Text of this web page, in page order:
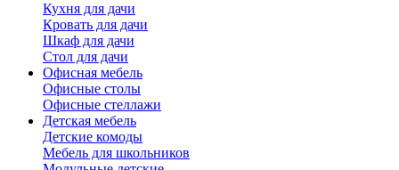
Кухня для дачи
Кровать для дачи
Шкаф для дачи
Стол для дачи
Офисная мебель
Офисные столы
Офисные стеллажи
Детская мебель
Детские комоды
Мебель для школьников